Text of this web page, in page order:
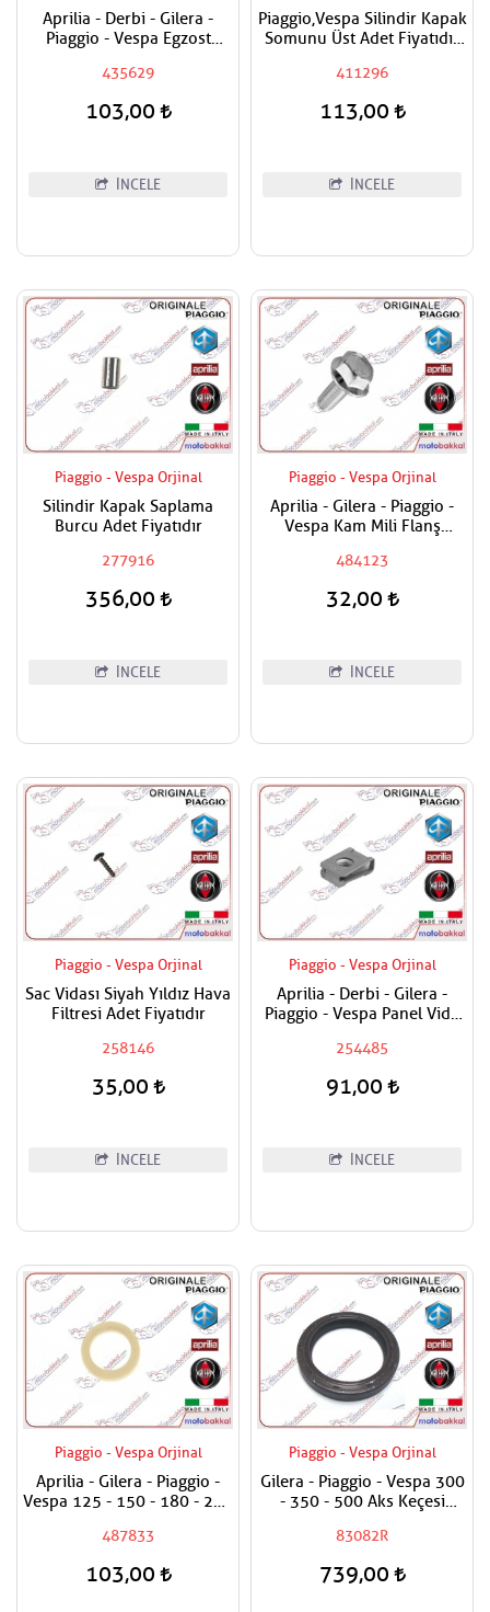
Aprilia - Derbi - Gilera -
Piaggio - Vespa Egzost
Fiyatıdır
435629
103,00
İNCELE
Piaggio,Vespa Silindir Kapak
Somunu Üst Adet Fiyatıdır
411296
113,00
İNCELE
Piaggio - Vespa Orjinal
Silindir Kapak Saplama
Burcu Adet Fiyatıdır
277916
356,00
İNCELE
Piaggio - Vespa Orjinal
Aprilia - Gilera - Piaggio -
Vespa Kam Mili Flanş
484123
32,00
İNCELE
Piaggio - Vespa Orjinal
Sac Vidası Siyah Yıldız Hava
Filtresi Adet Fiyatıdır
258146
35,00
İNCELE
Piaggio - Vespa Orjinal
Aprilia - Derbi - Gilera -
Piaggio - Vespa Panel Vida
254485
91,00
İNCELE
Piaggio - Vespa Orjinal
Aprilia - Gilera - Piaggio -
Vespa 125 - 150 - 180 - 200
Ağırlık Plastiği
487833
103,00
Piaggio - Vespa Orjinal
Gilera - Piaggio - Vespa 300
- 350 - 500 Aks Keçesi
83082R
739,00